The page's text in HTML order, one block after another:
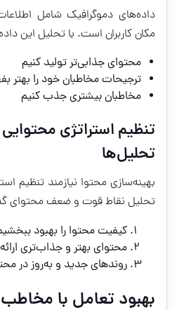
داده‌های دموگرافیک شامل
مکان کاربران است. با تحلیل این
محتوای جذابی‌تر تولید کنیم
ترجیحات مخاطبان خود را بهتر
مخاطبان بیشتری جذب کنیم
تنظیم استراتژی
تحلیل‌ها
بهینه‌سازی محتوا نیازمند تنظیم
تحلیل نقاط قوت و ضعف محتوای
کیفیت محتوا را بهبود
محتوای بهتر و جذاب‌تری
روندهای جدید و به‌روز در
بهبود تعامل با مخاطب